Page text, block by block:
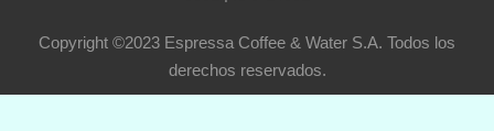
Copyright ©2023 Espressa Coffee & Water S.A. Todos los
derechos reservados.